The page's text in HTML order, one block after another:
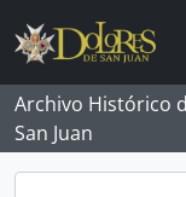
Skip to main content
Archivo Histórico
San Juan